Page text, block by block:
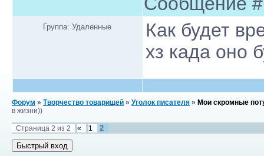
Группа: Удаленные
Как будет
хз када оно
Форум » Творчество товарищей » Уголок писателя » Мои скромные
в жизни))
Страница 2 из 2 « 1 2